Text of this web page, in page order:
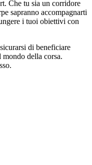
Che tu sia un corridore
sapranno accompagnarti
i tuoi obiettivi con
di beneficiare
della corsa.